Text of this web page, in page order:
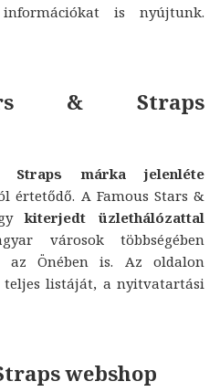
is nyújtunk.
& Straps
márka jelenléte
értetődő. A Famous Stars &
kiterjedt üzlethálózattal
városok többségében
Önében is. Az oldalon
listáját, a nyitvatartási
webshop